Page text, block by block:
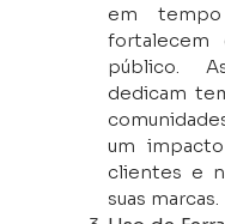
em
fortalecem
público.
dedicam
um
clientes e
suas marcas.